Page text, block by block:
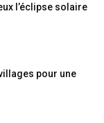
l’éclipse solaire
pour une